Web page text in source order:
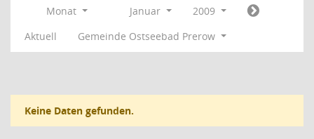
Monat Januar
2009
Aktuell
Gemeinde Ostseebad Prerow
Keine Daten gefunden.